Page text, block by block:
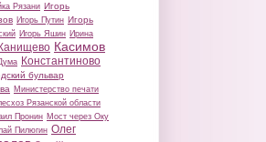
Рязани Игорь
Игорь Путин Игорь
Игорь Яшин Ирина
Канищево Касимов
Константиново
бульвар
Министерство печати
Рязанской области
Пронин Мост через Оку
Пилюгин Олег